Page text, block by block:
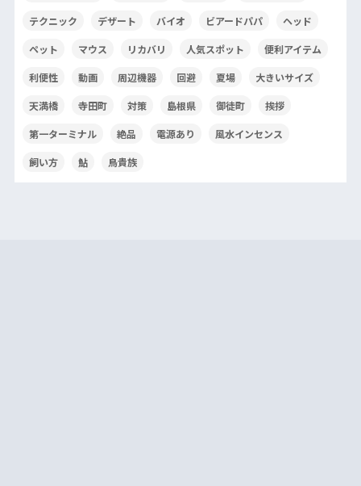
テクニック デザート バイオ ビアードパパ ヘッド
ペット マウス リカバリ 人気スポット 便利アイテム
利便性 動画 周辺機器 回避 夏場 大きいサイズ
天満橋 寺田町 対策 島根県 御徒町 挨拶
第一ターミナル 絶品 電源あり 風水インセンス
飼い方 鮎 鳥貴族